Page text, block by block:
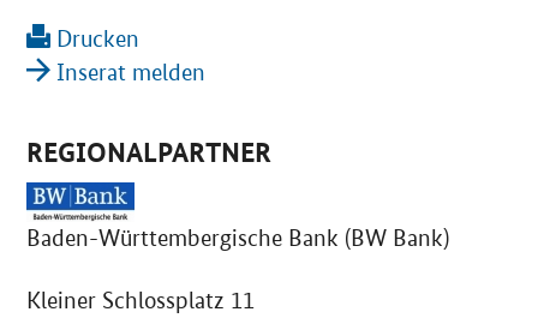
Drucken
Inserat melden
REGIONALPARTNER
Baden-Württembergische Bank (BW Bank)
Kleiner Schlossplatz 11